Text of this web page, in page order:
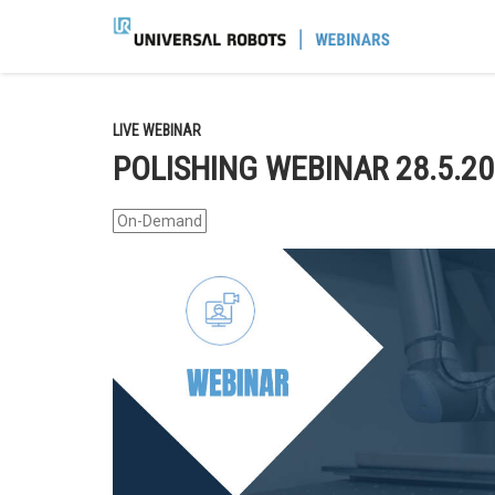
LIVE WEBINAR
POLISHING WEBINAR
On-Demand